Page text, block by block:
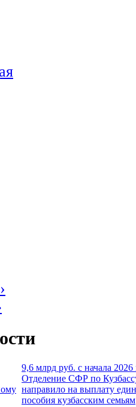
9,6 млрд руб. с начала 2026
Отделение СФР по
направило на выплату
пособия кузбасским семьям